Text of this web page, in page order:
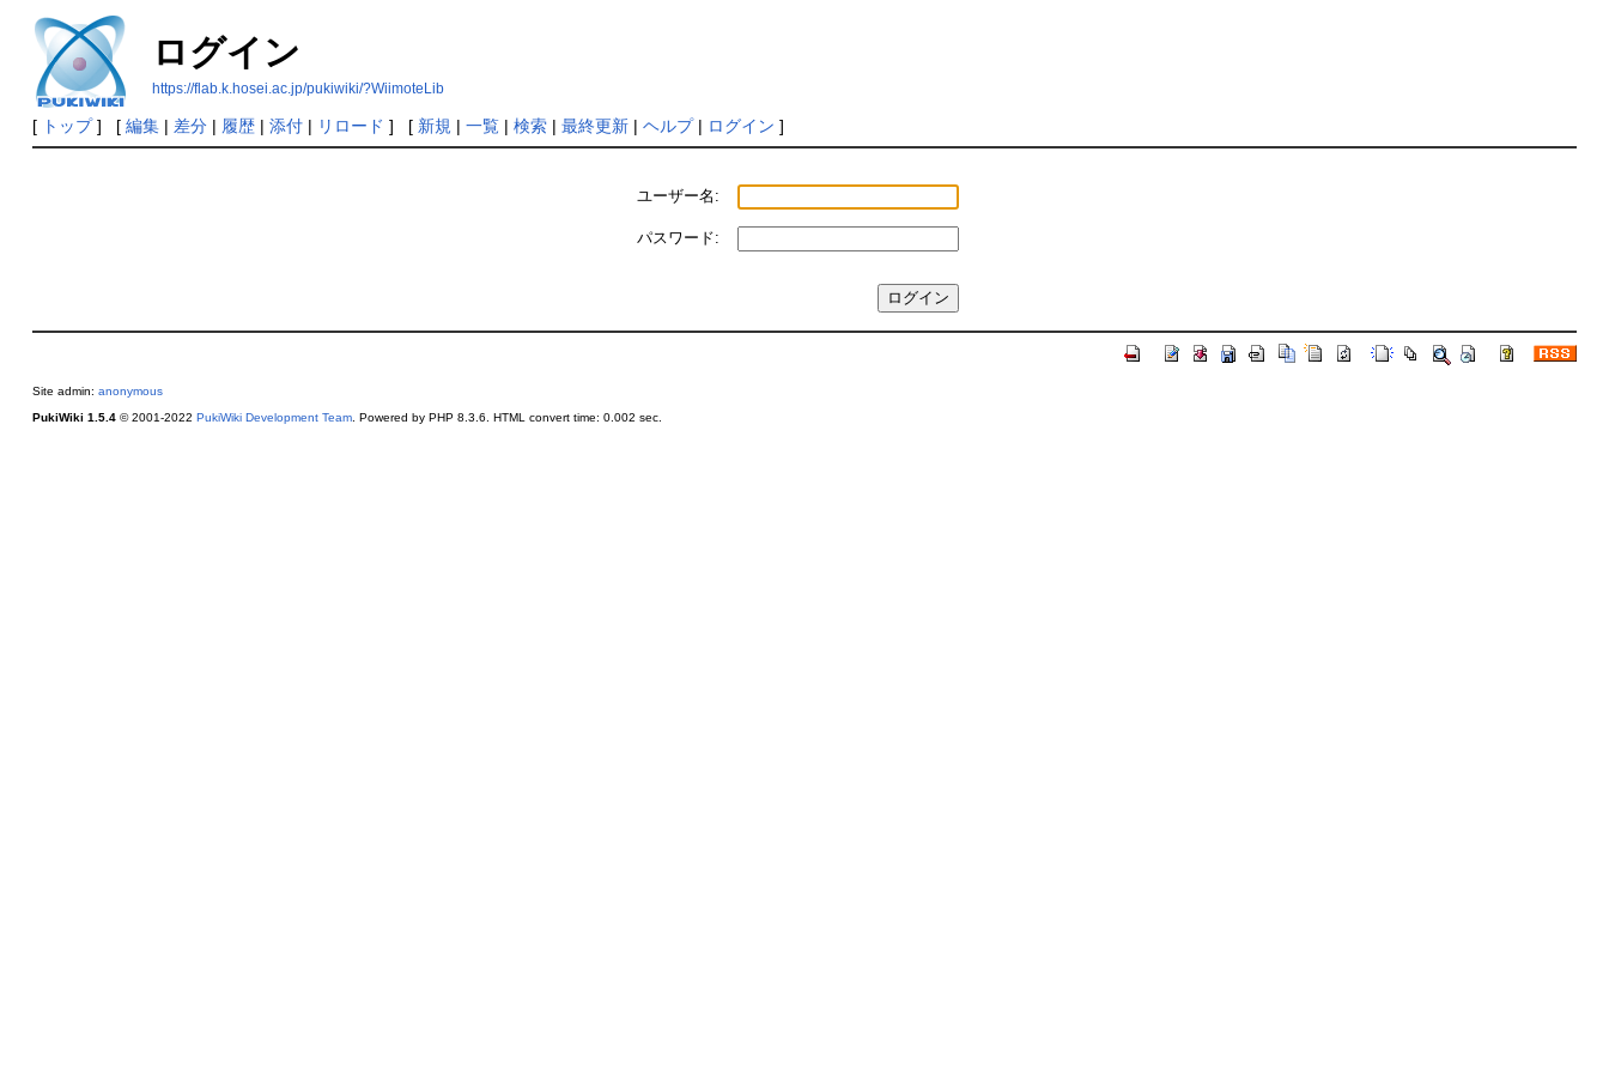
ログイン
https://flab.k.hosei.ac.jp/pukiwiki/?WiimoteLib
[ トップ] [ 編集| 差分| 履歴| 添付| リロード ] [ 新規 | 一覧| 検索| 最終更新| ヘルプ| ログイン ]
ユーザー名:
パスワード:
Site admin: anonymous
PukiWiki 1.5.4© 2001-2022 PukiWiki Development Team. Powered by PHP 8.3.6. HTML convert time: 0.002 sec.